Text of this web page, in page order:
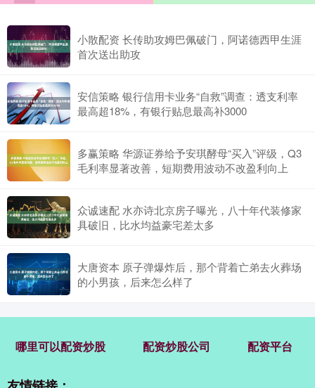
小散配资 长传助攻姆巴佩破门，阿诺德西甲生涯
首次送出助攻
安信策略 银行信用卡业务“自救”调查：透支利率
最高超18%，有银行贴息最高补3000
多赢策略 华源证券给予安琪酵母“买入”评级，Q3
毛利率显著改善，短期费用波动不改盈利向上
众诚速配 水亦诗北京房子曝光，八十年代装修家
具破旧，比水均益豪宅差太多
大唐资本 原子弹爆炸后，那个背着亡弟去火葬场
的小男孩，后来怎么样了
哪里可以配资炒股 配资炒股公司 配资平台